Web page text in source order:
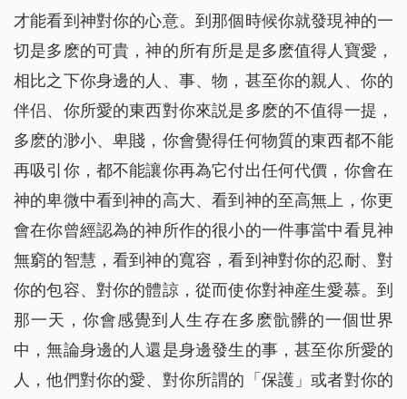
才能看到神對你的心意。到那個時候你就發現神的一
切是多麽的可貴，神的所有所是是多麽值得人寶愛，
相比之下你身邊的人、事、物，甚至你的親人、你的
伴侣、你所愛的東西對你來説是多麽的不值得一提，
多麽的渺小、卑賤，你會覺得任何物質的東西都不能
再吸引你，都不能讓你再為它付出任何代價，你會在
神的卑微中看到神的高大、看到神的至高無上，你更
會在你曾經認為的神所作的很小的一件事當中看見神
無窮的智慧，看到神的寬容，看到神對你的忍耐、對
你的包容、對你的體諒，從而使你對神産生愛慕。到
那一天，你會感覺到人生存在多麽骯髒的一個世界
中，無論身邊的人還是身邊發生的事，甚至你所愛的
人，他們對你的愛、對你所謂的「保護」或者對你的